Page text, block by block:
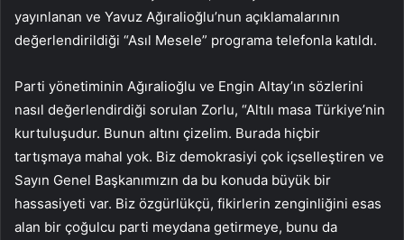
yayınlanan ve Yavuz Ağıralioğlu’nun açıklamalarının
değerlendirildiği “Asıl Mesele” programa telefonla katıldı.
Parti yönetiminin Ağıralioğlu ve Engin Altay’ın sözlerini
nasıl değerlendirdiği sorulan Zorlu, “Altılı masa Türkiye’nin
kurtuluşudur. Bunun altını çizelim. Burada hiçbir
tartışmaya mahal yok. Biz demokrasiyi çok içselleştiren ve
Sayın Genel Başkanımızın da bu konuda büyük bir
hassasiyeti var. Biz özgürlükçü, fikirlerin zenginliğini esas
alan bir çoğulcu parti meydana getirmeye, bunu da